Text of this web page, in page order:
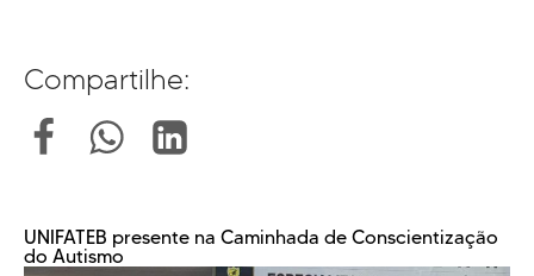
Compartilhe:
UNIFATEB presente na Caminhada de Conscientização
do Autismo